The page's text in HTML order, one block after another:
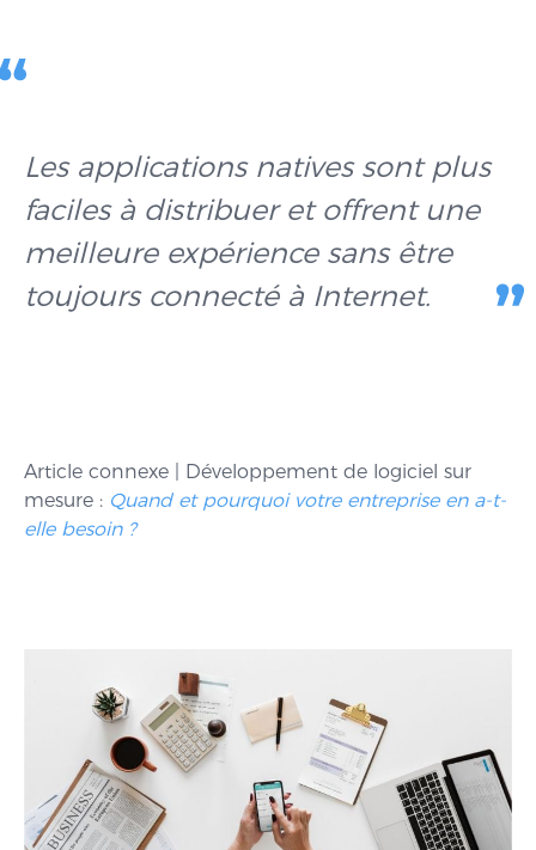
Les applications natives sont plus
faciles à distribuer et offrent une
meilleure expérience sans être
toujours connecté à Internet.
Article connexe | Développement de logiciel sur
mesure : Quand et pourquoi votre entreprise en a-t-
elle besoin ?